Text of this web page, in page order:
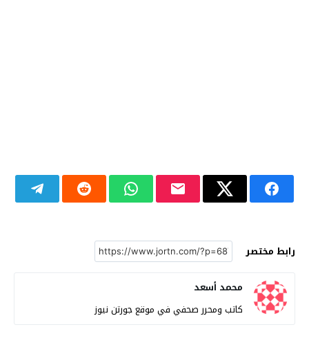
رابط مختصر
محمد أسعد
كاتب ومحرر صحفي في موقع جورتن نيوز